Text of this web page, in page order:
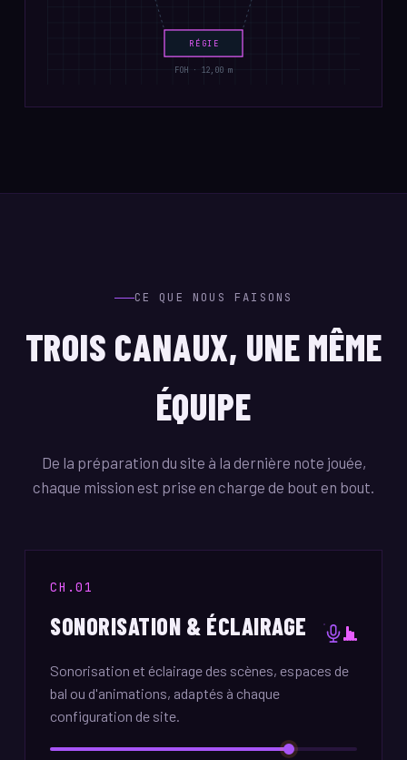
RÉGIE
FOH · 12,00 m
CE QUE NOUS FAISONS
TROIS CANAUX, UNE MÊME
ÉQUIPE
De la préparation du site à la dernière note jouée,
chaque mission est prise en charge de bout en bout.
CH.01
SONORISATION & ÉCLAIRAGE
Sonorisation et éclairage des scènes, espaces de
bal ou d'animations, adaptés à chaque
configuration de site.